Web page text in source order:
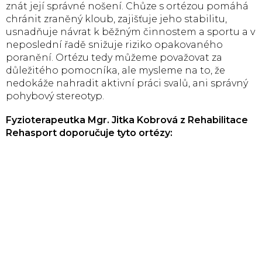
znát její správné nošení. Chůze s ortézou pomáhá
chránit zraněný kloub, zajišťuje jeho stabilitu,
usnadňuje návrat k běžným činnostem a sportu a v
neposlední řadě snižuje riziko opakovaného
poranění. Ortézu tedy můžeme považovat za
důležitého pomocníka, ale mysleme na to, že
nedokáže nahradit aktivní práci svalů, ani správný
pohybový stereotyp.
Fyzioterapeutka Mgr. Jitka Kobrová z Rehabilitace
Rehasport doporučuje tyto ortézy: